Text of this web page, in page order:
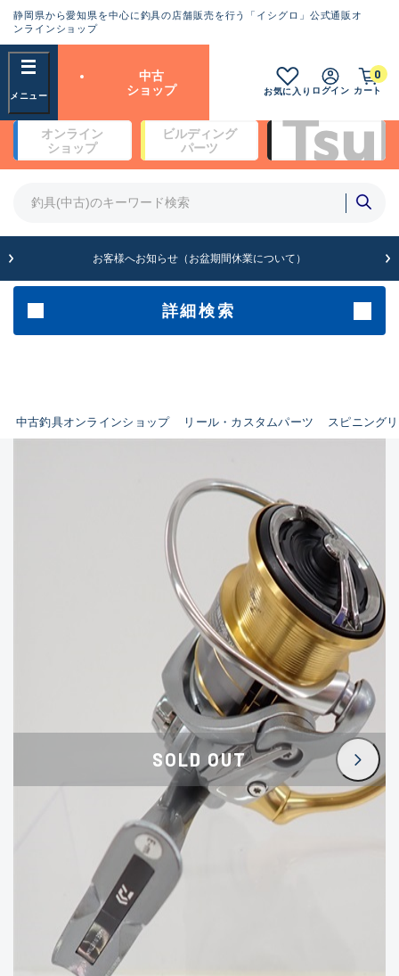
静岡県から愛知県を中心に釣具の店舗販売を行う「イシグロ」公式通販オ
ンラインショップ
中古
ショップ
お気に入り ログイン カート
0
オンライン
ショップ
ビルディング
パーツ
お客様へお知らせ（お盆期間休業について）
詳細検索
中古釣具オンラインショップ リール・カスタムパーツ スピニング
フリーワード
商品カテゴリ
竿・ルアーロッド(64190)
その他・雑品(1061)
イシグロフレスポ鈴鹿店
イシグロ津高茶屋店
イシグロ西春店
イシグロ中川かの里店
イシグロカインズモール彦根店
イシグロ静岡中吉田店
イシグロ名東引山店
イシグロ豊田店
イシグロ豊橋向山店
イシグロ岐阜店
イシグロ高林店
イシグロ西尾店
イシグロ三河安城店
イシグロ岡崎大樹寺店
イシグロ半田店
イシグロ岡崎若松店
ランクとは？
良
SA
新古品（メーカー問屋から仕
入れた未使用品）
※店頭展示時の置き傷が付いている
ものも含む
傷が極めて少ない極上品
B
綺麗な良品
C
使用感や傷のある一般的な中
C-
かなり使用感があり、全体的
に目立つ傷が多い品
D
著しく状態が悪いが使用はで
きるもの、改造品も含む
SOLD OUT